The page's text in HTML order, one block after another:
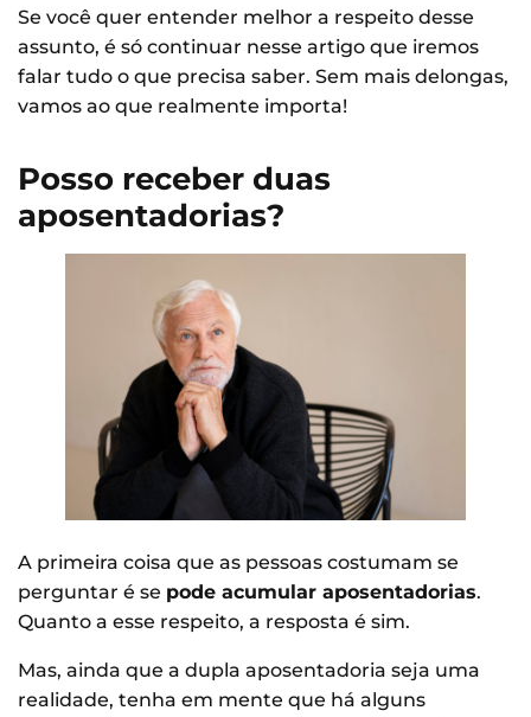
Se você quer entender melhor a respeito desse
assunto, é só continuar nesse artigo que iremos
falar tudo o que precisa saber. Sem mais delongas,
vamos ao que realmente importa!
Posso receber duas
aposentadorias?
A primeira coisa que as pessoas costumam se
perguntar é se pode acumular aposentadorias.
Quanto a esse respeito, a resposta é sim.
Mas, ainda que a dupla aposentadoria seja uma
realidade, tenha em mente que há alguns